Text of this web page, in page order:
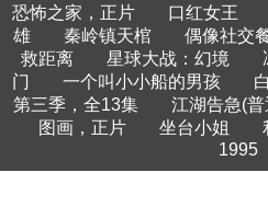
恐怖之家，正片
口红女王
雄
秦岭镇天棺 偶像社交
救距离
星球大战：幻境
门
一个叫小小船的男孩
第三季，全13集
江湖告急(
图画，正片
坐台小姐
1995